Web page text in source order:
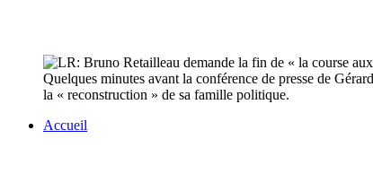
Quelques minutes avant la conférence de presse de
la « reconstruction » de sa famille politique.
Accueil